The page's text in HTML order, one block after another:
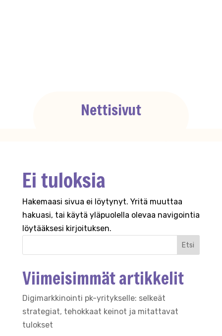
Nettisivut
Ei tuloksia
Hakemaasi sivua ei löytynyt. Yritä muuttaa
hakuasi, tai käytä yläpuolella olevaa navigointia
löytääksesi kirjoituksen.
Etsi
Viimeisimmät artikkelit
Digimarkkinointi pk-yritykselle: selkeät
strategiat, tehokkaat keinot ja mitattavat
tulokset